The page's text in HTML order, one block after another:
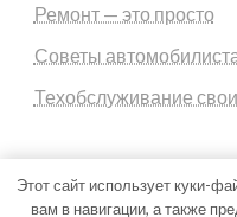
Ремонт — это просто
Советы
Техобслуживание
Этот сайт использует куки-
вам в навигации, а также